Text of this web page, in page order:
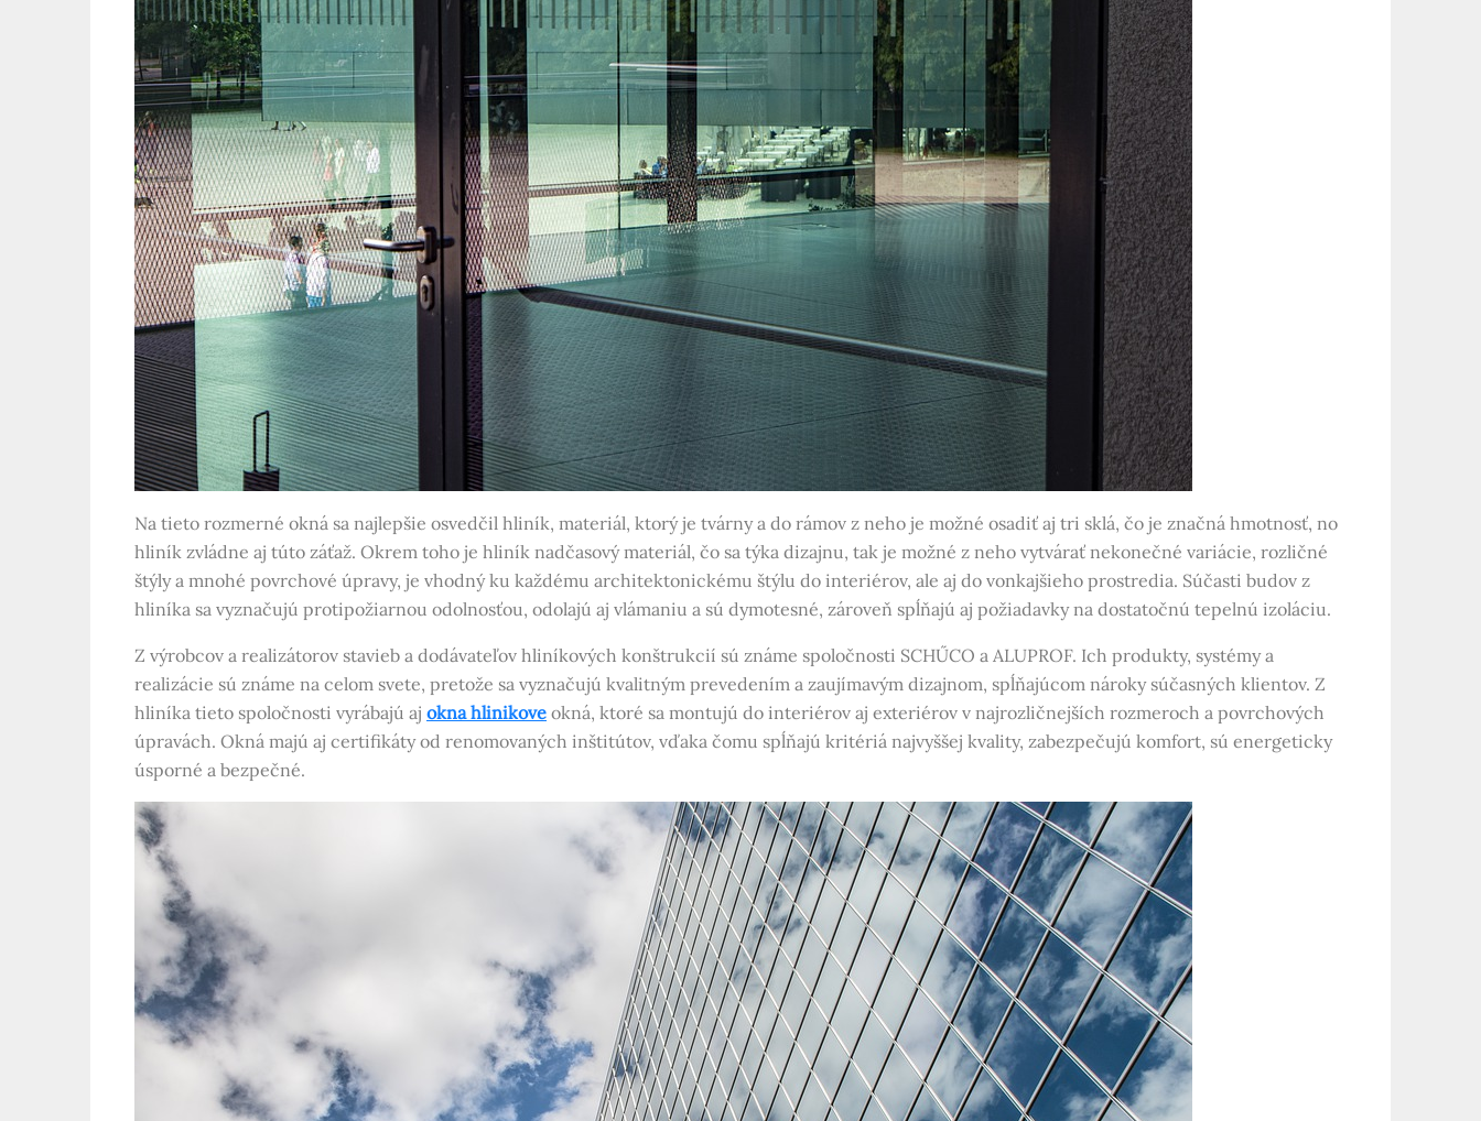
Na tieto rozmerné okná sa najlepšie osvedčil hliník, materiál, ktorý je tvárny a do rámov z neho je možné osadiť aj tri sklá, čo je značná hmotnosť, no
hliník zvládne aj túto záťaž. Okrem toho je hliník nadčasový materiál, čo sa týka dizajnu, tak je možné z neho vytvárať nekonečné variácie, rozličné
štýly a mnohé povrchové úpravy, je vhodný ku každému architektonickému štýlu do interiérov, ale aj do vonkajšieho prostredia. Súčasti budov z
hliníka sa vyznačujú protipožiarnou odolnosťou, odolajú aj vlámaniu a sú dymotesné, zároveň spĺňajú aj požiadavky na dostatočnú tepelnú izoláciu.
Z výrobcov a realizátorov stavieb a dodávateľov hliníkových konštrukcií sú známe spoločnosti SCHŰCO a ALUPROF. Ich produkty, systémy a
realizácie sú známe na celom svete, pretože sa vyznačujú kvalitným prevedením a zaujímavým dizajnom, spĺňajúcom nároky súčasných klientov. Z
hliníka tieto spoločnosti vyrábajú aj okna hlinikove okná, ktoré sa montujú do interiérov aj exteriérov v najrozličnejších rozmeroch a povrchových
úpravách. Okná majú aj certifikáty od renomovaných inštitútov, vďaka čomu spĺňajú kritériá najvyššej kvality, zabezpečujú komfort, sú energeticky
úsporné a bezpečné.